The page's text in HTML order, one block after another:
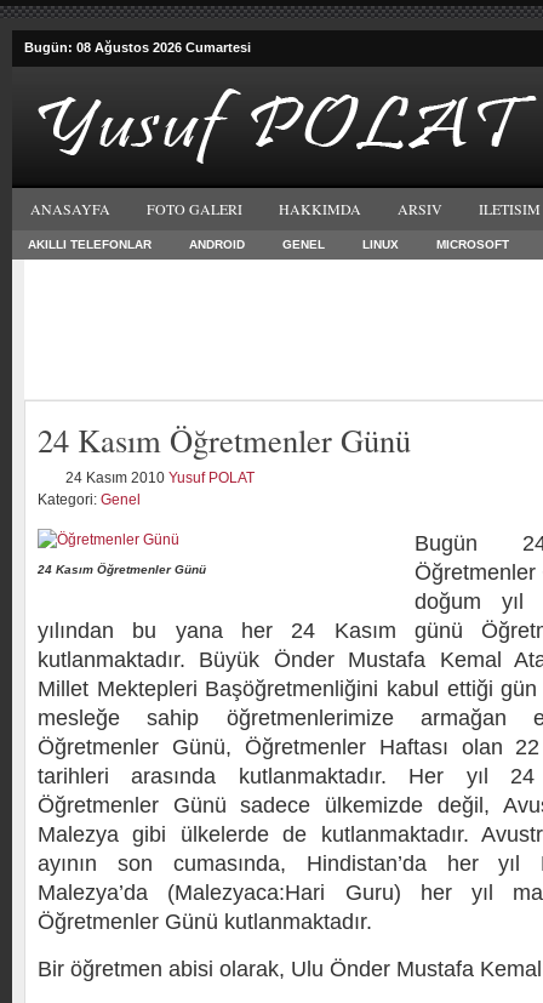
Bugün: 08 Ağustos 2026 Cumartesi
ANASAYFA FOTO GALERI HAKKIMDA ARSIV ILETISIM
AKILLI TELEFONLAR ANDROID GENEL LINUX MICROSOFT
24 Kasım Öğretmenler Günü
24 Kasım 2010 Yusuf POLAT
Kategori: Genel
24 Kasım Öğretmenler Günü
Bugün
Öğretmenler
doğum yıl
yılından bu yana her 24 Kasım günü
kutlanmaktadır. Büyük Önder Mustafa Kemal
Millet Mektepleri Başöğretmenliğini kabul ettiği
mesleğe sahip öğretmenlerimize armağan
Öğretmenler Günü, Öğretmenler Haftası olan
tarihleri arasında kutlanmaktadır. Her yıl 24
Öğretmenler Günü sadece ülkemizde değil,
Malezya gibi ülkelerde de kutlanmaktadır.
ayının son cumasında, Hindistan’da her yıl
Malezya’da (Malezyaca:Hari Guru) her yıl
Öğretmenler Günü kutlanmaktadır.
Bir öğretmen abisi olarak, Ulu Önder Mustafa Kemal